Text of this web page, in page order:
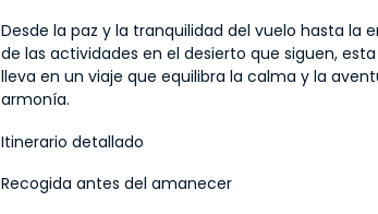
Desde la paz y la tranquilidad del vuelo hasta la
de las actividades en el desierto que siguen,
lleva en un viaje que equilibra la calma y la
armonía.
Itinerario detallado
Recogida antes del amanecer